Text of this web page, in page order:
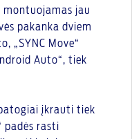
jau
pakanka dviem
„SYNC Move“
Auto“, tiek
įkrauti tiek
padės rasti